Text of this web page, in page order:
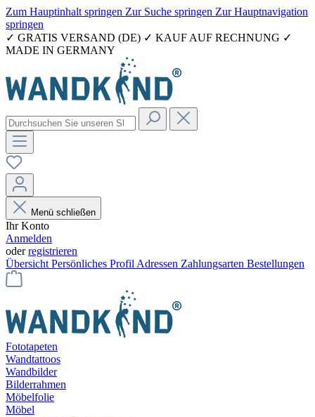
Zum Hauptinhalt springen Zur Suche springen Zur Hauptnavigation
springen
✓ GRATIS VERSAND (DE) ✓ KAUF AUF RECHNUNG ✓
MADE IN GERMANY
Menü schließen
Ihr Konto
Anmelden
oderregistrieren
Übersicht Persönliches Profil Adressen Zahlungsarten Bestellungen
Fototapeten
Wandtattoos
Wandbilder
Bilderrahmen
Möbelfolie
Möbel